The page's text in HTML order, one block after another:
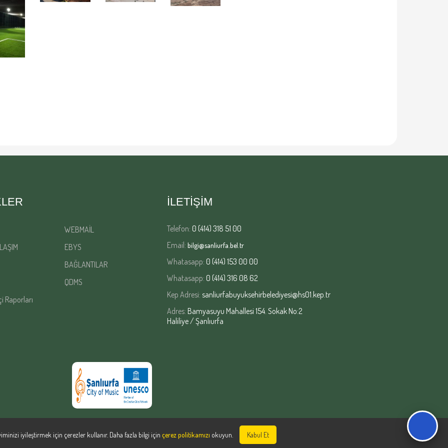
WEBMAİL
EBYS
BAĞLANTILAR
QDMS
Raporları
İLETİŞİM
Telefon: 0 (414) 318 51 00
Email: bilgi@sanliurfa.bel.tr
Whatasapp: 0 (414) 153 00 00
Whatasapp: 0 (414) 316 08 62
Kep Adresi: sanliurfabuyuksehirbelediyesi@hs01.kep.tr
Adres: Bamyasuyu Mahallesi 154. Sokak No:2
Haliliye / Şanlıurfa
2026
iyileştirmek için çerezler kullanır. Daha fazla bilgi için çerez politikamızı okuyun. Kabul Et